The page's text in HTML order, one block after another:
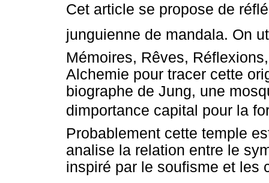
Cet article se propose de
junguienne de mandala. On
Mémoires, Rêves,
Alchemie pour tracer cette
biographe de Jung, une
dimportance capital pour la
Probablement cette temple
analise la relation entre le
inspiré par le soufisme et les